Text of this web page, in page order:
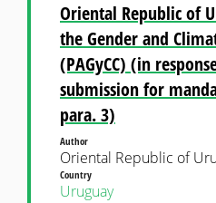
Oriental Republic of
the Gender and
(PAGyCC) (in
submission for
para. 3)
Author
Oriental Republic of
Country
Uruguay